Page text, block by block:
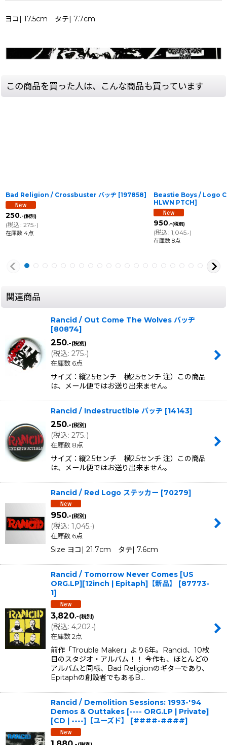
ヨコ| 17.5cm タテ| 7.7cm
この商品を買った人は、こんな商品も買っています
Bad Religion / Crossbuster バッヂ [197858]
250.-(税別)
(税込: 275.-)
在庫数 4点
Beastie Boys / Logo
HLWN PTCH]
950.-(税別)
(税込: 1,045.-)
在庫数 8点
関連商品
Rancid / Out Come The Wolves バッヂ
[80874]
250.-(税別)
(税込: 275.-)
在庫数 6点
サイズ：縦2.5センチ 横2.5センチ 注）この商品
は、メール便ではお送り出来ません。
Rancid / Indestructible バッヂ [14143]
250.-(税別)
(税込: 275.-)
在庫数 8点
サイズ：縦2.5センチ 横2.5センチ 注）この商品
は、メール便ではお送り出来ません。
Rancid / Red Logo ステッカー [70279]
950.-(税別)
(税込: 1,045.-)
在庫数 6点
Size ヨコ| 21.7cm タテ| 7.6cm
Rancid / Tomorrow Never Comes [US
ORG.LP][12inch | Epitaph]【新品】
[87773-
1]
3,820.-(税別)
(税込: 4,202.-)
在庫数 2点
前作「Trouble Maker」より6年。Rancid、10枚
目のスタジオ・アルバム！！ 今作も、ほとんどの
アルバムと同様、Bad Religionのギターであり、
Epitaphの創設者でもあるB…
Rancid / Demolition Sessions: 1993-'94
Demos & Outtakes [---- ORG.LP | Private]
[CD | ----]【ユーズド】
[####-####]